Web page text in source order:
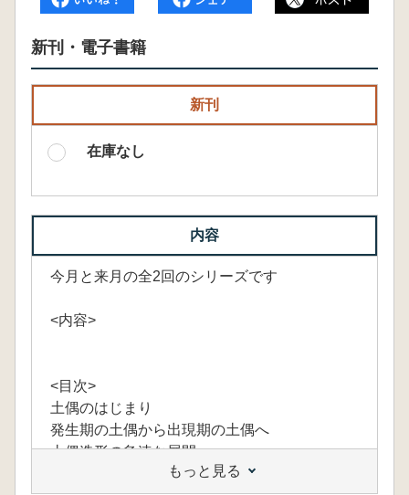
新刊・電子書籍
新刊
在庫なし
内容
今月と来月の全2回のシリーズです
<内容>
<目次>
土偶のはじまり
発生期の土偶から出現期の土偶へ
土偶造形の急速な展開
もっと見る